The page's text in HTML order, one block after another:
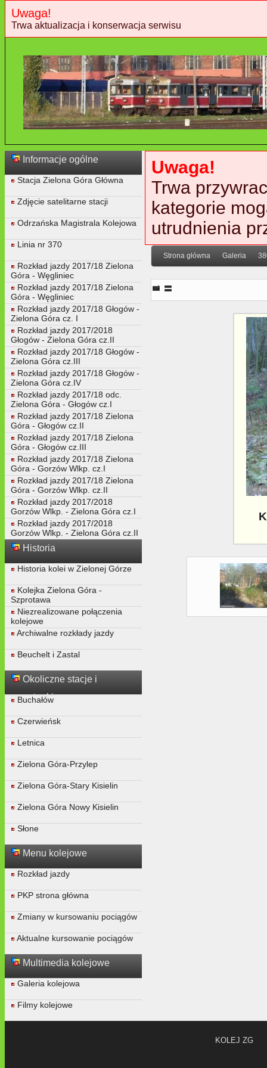
Uwaga!
Trwa aktualizacja i konserwacja serwisu
Informacje ogólne
Stacja Zielona Góra Główna
Zdjęcie satelitarne stacji
Odrzańska Magistrala Kolejowa
Linia nr 370
Rozkład jazdy 2017/18 Zielona
Góra - Węgliniec
Rozkład jazdy 2017/18 Zielona
Góra - Węgliniec
Rozkład jazdy 2017/18 Głogów -
Zielona Góra cz. I
Rozkład jazdy 2017/2018
Głogów - Zielona Góra cz.II
Rozkład jazdy 2017/18 Głogów -
Zielona Góra cz.III
Rozkład jazdy 2017/18 Głogów -
Zielona Góra cz.IV
Rozkład jazdy 2017/18 odc.
Zielona Góra - Głogów cz.I
Rozkład jazdy 2017/18 Zielona
Góra - Głogów cz.II
Rozkład jazdy 2017/18 Zielona
Góra - Głogów cz.III
Rozkład jazdy 2017/18 Zielona
Góra - Gorzów Wlkp. cz.I
Rozkład jazdy 2017/18 Zielona
Góra - Gorzów Wlkp. cz.II
Rozkład jazdy 2017/2018
Gorzów Wlkp. - Zielona Góra cz.I
Rozkład jazdy 2017/2018
Gorzów Wlkp. - Zielona Góra cz.II
Historia
Historia kolei w Zielonej Górze
Kolejka Zielona Góra -
Szprotawa
Niezrealizowane połączenia
kolejowe
Archiwalne rozkłady jazdy
Beuchelt i Zastal
Okoliczne stacje i
przystanki
Buchałów
Czerwieńsk
Letnica
Zielona Góra-Przylep
Zielona Góra-Stary Kisielin
Zielona Góra Nowy Kisielin
Słone
Menu kolejowe
Rozkład jazdy
PKP strona główna
Zmiany w kursowaniu pociągów
Aktualne kursowanie pociągów
Multimedia kolejowe
Galeria kolejowa
Filmy kolejowe
Uwaga!
Trwa
kategorie
utrudnienia
Strona główna Galeria
KOLEJ ZG